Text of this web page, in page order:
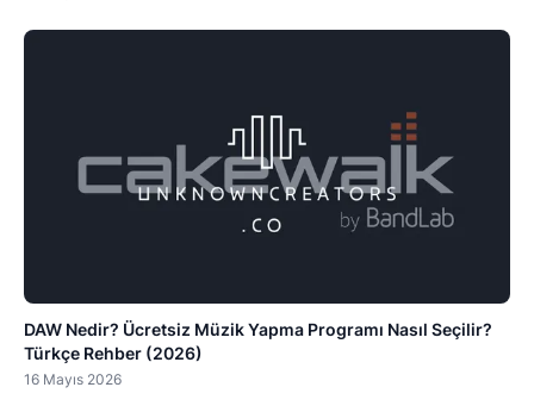
DAW Nedir? Ücretsiz Müzik Yapma Programı Nasıl Seçilir?
Türkçe Rehber (2026)
16 Mayıs 2026